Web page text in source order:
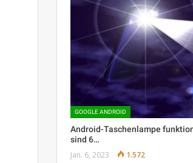
GOOGLE ANDROID
Android-Taschenlampe
sind 6…
Jan. 6, 2023 1.572